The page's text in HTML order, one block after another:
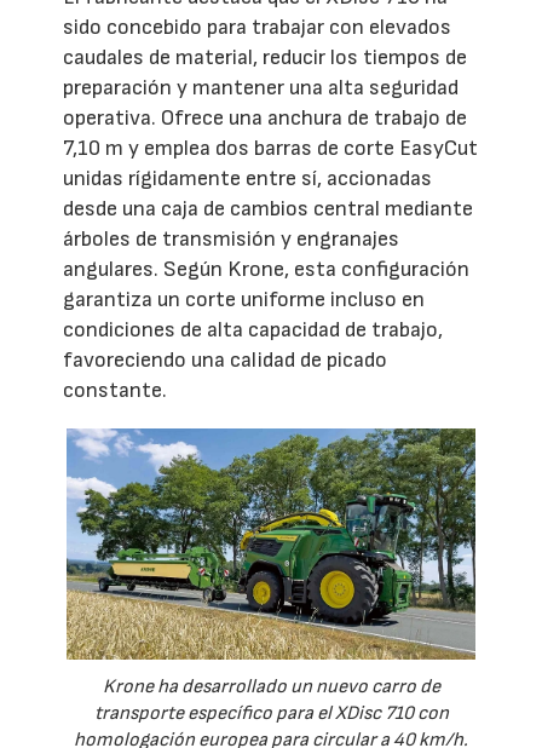
sido concebido para trabajar con elevados
caudales de material, reducir los tiempos de
preparación y mantener una alta seguridad
operativa. Ofrece una anchura de trabajo de
7,10 m y emplea dos barras de corte EasyCut
unidas rígidamente entre sí, accionadas
desde una caja de cambios central mediante
árboles de transmisión y engranajes
angulares. Según Krone, esta configuración
garantiza un corte uniforme incluso en
condiciones de alta capacidad de trabajo,
favoreciendo una calidad de picado
constante.
Krone ha desarrollado un nuevo carro de
transporte específico para el XDisc 710 con
homologación europea para circular a 40 km/h.